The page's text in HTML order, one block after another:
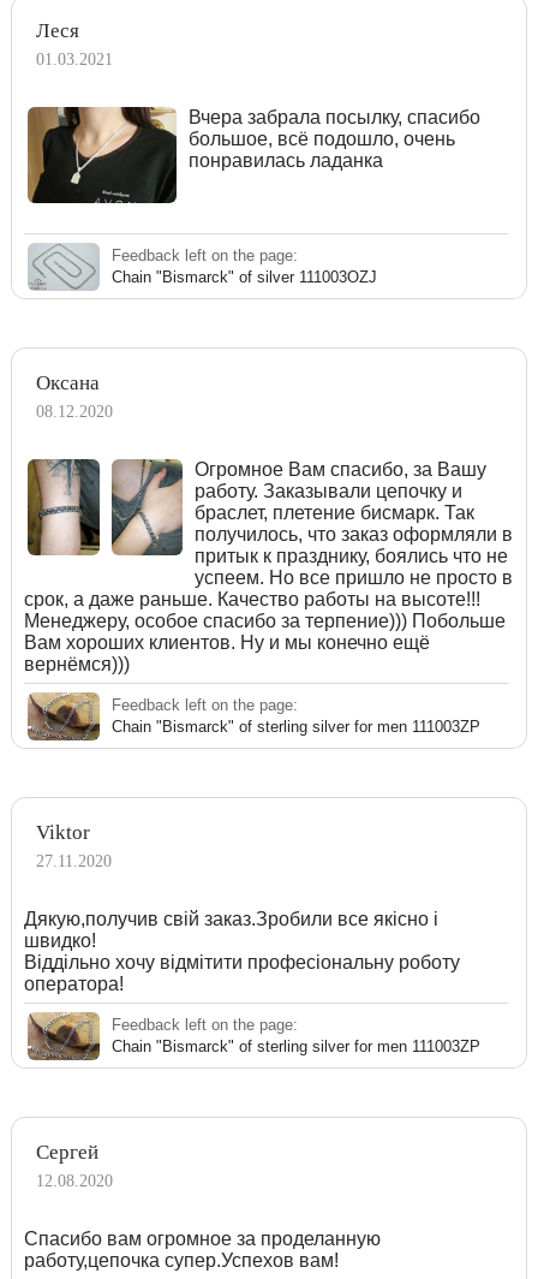
Леся
01.03.2021
Вчера забрала посылку, спасибо
большое, всё подошло, очень
понравилась ладанка
Feedback left on the page:
Chain "Bismarck" of silver 111003OZJ
Оксана
08.12.2020
Огромное Вам спасибо, за Вашу
работу. Заказывали цепочку и
браслет, плетение бисмарк. Так
получилось, что заказ оформляли в
притык к празднику, боялись что не
успеем. Но все пришло не просто в
срок, а даже раньше. Качество работы на высоте!!!
Менеджеру, особое спасибо за терпение))) Побольше
Вам хороших клиентов. Ну и мы конечно ещё
вернёмся)))
Feedback left on the page:
Chain "Bismarck" of sterling silver for men 111003ZP
Viktor
27.11.2020
Дякую,получив свій заказ.Зробили все якісно і
швидко!
Віддільно хочу відмітити професіональну роботу
оператора!
Feedback left on the page:
Chain "Bismarck" of sterling silver for men 111003ZP
Сергей
12.08.2020
Спасибо вам огромное за проделанную
работу,цепочка супер.Успехов вам!